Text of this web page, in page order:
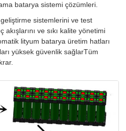
batarya sistemi çözümleri.
sistemlerini ve test
akışlarını ve sıkı kalite yönetimi
lityum batarya üretim hatları
yüksek güvenlik sağlarTüm